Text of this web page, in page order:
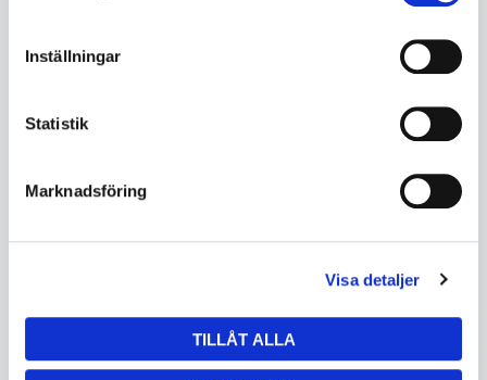
Inställningar
Statistik
Marknadsföring
Visa detaljer
TILLÅT ALLA
Hur tar jag hand om mina handskar på bästa
sätt?